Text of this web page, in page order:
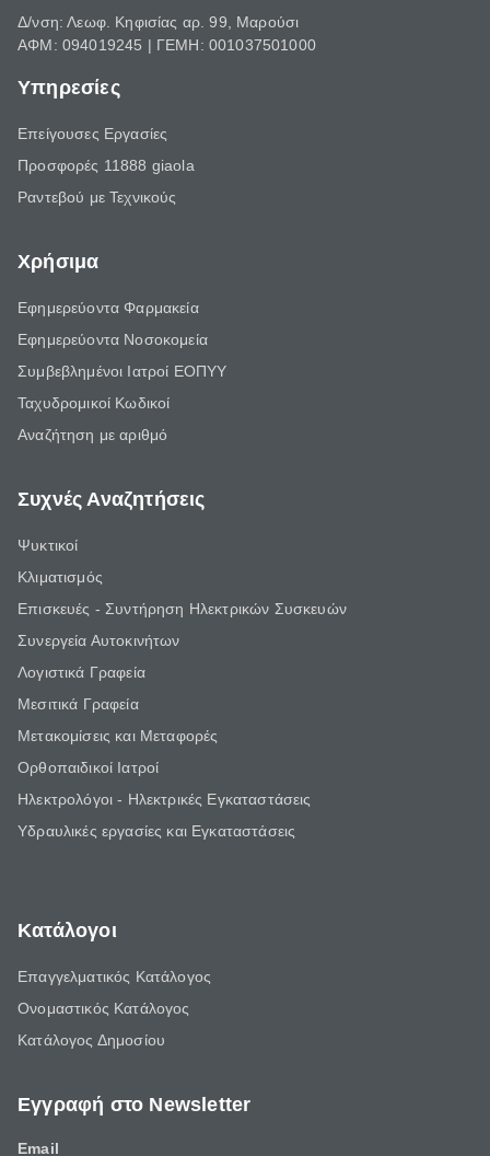
Δ/νση: Λεωφ. Κηφισίας αρ. 99, Μαρούσι
ΑΦΜ: 094019245 | ΓΕΜΗ: 001037501000
Υπηρεσίες
Επείγουσες Εργασίες
Προσφορές 11888 giaola
Ραντεβού με Τεχνικούς
Χρήσιμα
Εφημερεύοντα Φαρμακεία
Εφημερεύοντα Νοσοκομεία
Συμβεβλημένοι Ιατροί ΕΟΠΥΥ
Ταχυδρομικοί Κωδικοί
Αναζήτηση με αριθμό
Συχνές Αναζητήσεις
Ψυκτικοί
Κλιματισμός
Επισκευές - Συντήρηση Ηλεκτρικών Συσκευών
Συνεργεία Αυτοκινήτων
Λογιστικά Γραφεία
Μεσιτικά Γραφεία
Μετακομίσεις και Μεταφορές
Ορθοπαιδικοί Ιατροί
Ηλεκτρολόγοι - Ηλεκτρικές Εγκαταστάσεις
Υδραυλικές εργασίες και Εγκαταστάσεις
Κατάλογοι
Επαγγελματικός Κατάλογος
Ονομαστικός Κατάλογος
Κατάλογος Δημοσίου
Εγγραφή στο Newsletter
Email